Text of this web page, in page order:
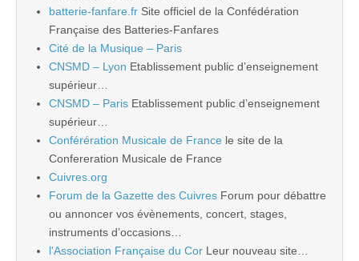
batterie-fanfare.fr Site officiel de la Confédération
Française des Batteries-Fanfares
Cité de la Musique – Paris
CNSMD – Lyon Etablissement public d’enseignement
supérieur…
CNSMD – Paris Etablissement public d’enseignement
supérieur…
Conférération Musicale de France le site de la
Confereration Musicale de France
Cuivres.org
Forum de la Gazette des Cuivres Forum pour débattre
ou annoncer vos évènements, concert, stages,
instruments d’occasions…
l'Association Française du Cor Leur nouveau site…